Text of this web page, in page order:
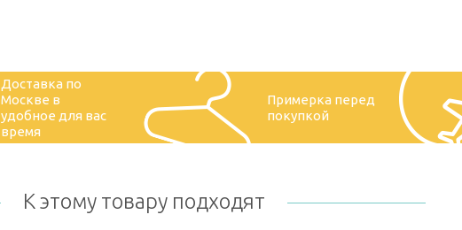
Доставка по
Москве в
удобное для вас
время
Примерка перед
покупкой
К этому товару подходят